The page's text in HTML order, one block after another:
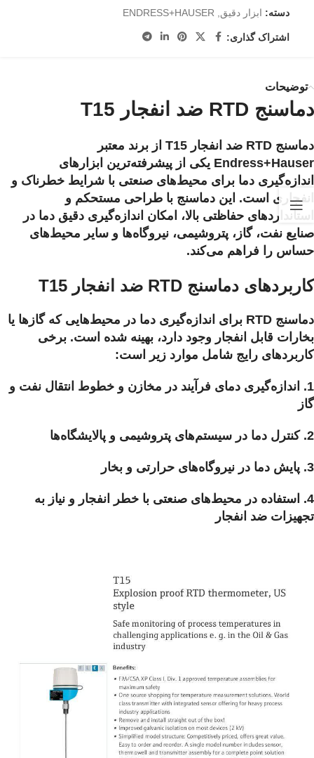
دسته: ابزار دقیق ENDRESS+HAUSER
اشتراک گذاری:
توضیحات
دماسنج RTD ضد انفجار T15
دماسنج RTD ضد انفجار T15 از برند معتبر
Endress+Hauser یکی از پیشرفته‌ترین ابزارهای
اندازه‌گیری دما برای محیط‌های صنعتی با شرایط خطرناک و
انفجاری است. این دماسنج با طراحی مستحکم و
استانداردهای حفاظتی بالا، امکان اندازه‌گیری دقیق دما در
صنایع نفت، گاز، پتروشیمی، نیروگاه‌ها و سایر محیط‌های
حساس را فراهم می‌کند.
کاربردهای دماسنج RTD ضد انفجار T15
دماسنج RTD برای اندازه‌گیری دما در محیط‌هایی که گازها یا
بخارات قابل انفجار وجود دارد، بهینه شده است. برخی
کاربردهای رایج شامل موارد زیر است:
1. اندازه‌گیری دمای فرآیند در مخازن و خطوط انتقال نفت و
گاز
2. کنترل دما در سیستم‌های پتروشیمی و پالایشگاه‌ها
3. پایش دما در نیروگاه‌های حرارتی و بخار
4. استفاده در محیط‌های صنعتی با خطر انفجار و نیاز به
تجهیزات ضد انفجار